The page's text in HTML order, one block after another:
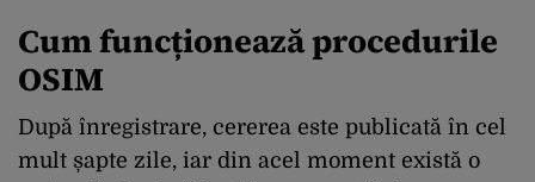
Cum funcționează procedurile
OSIM
După înregistrare, cererea este publicată în cel
mult șapte zile, iar din acel moment există o